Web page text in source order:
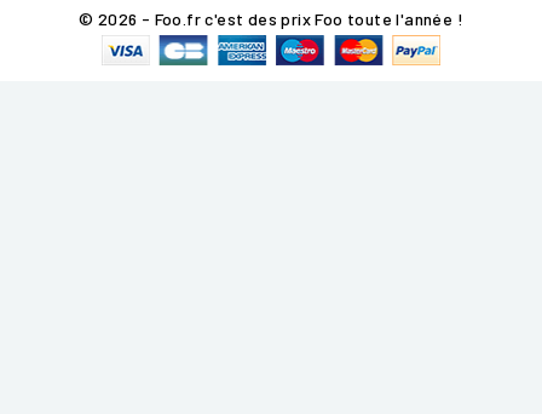
© 2026 - Foo.fr c'est des prix Foo toute l'année !